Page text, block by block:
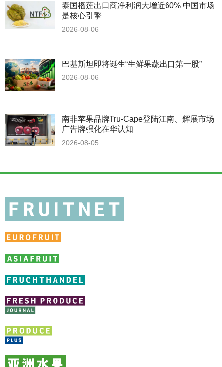
泰国榴莲出口商净利润大增近60% 中国市场
是核心引擎
2026-08-06
巴基斯坦即将诞生“生鲜果蔬出口第一股”
2026-08-06
南非苹果品牌Tru-Cape登陆江南、辉展市场
广告牌强化在华认知
2026-08-05